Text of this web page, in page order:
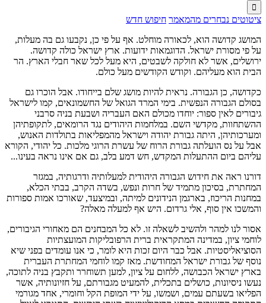

ציטוטים נבחרים מהמאמר חיפוש חדש
המושג קדושה הוא, לכאורה מוחלט. אף על פי כן, נקבעו גם בה מעלות,
על פי מסורת ישראל. הדוגמאות ידועות. ארץ ישראל כולה קדושה.
ירושלים, אשר לא חולקה לשבטים, היא מעל לכל שאר חבלי הארץ. הר
הבית הוא מעליהם. וקודש הקודשים מעל כולם.
כקדושה, כן הגבורה. נראית להיות מושג שלם בייחודו. אבל הוכרו גם
בסולם הגבורה הנפשית. בימי המרד הגואל של החשמונאים, קמו לישראל
גיבורים לאין ספור: יוחדו מכולם האם העבריה ושבעת בניה סרבני
ההשתחוות, מקדשי השם. במלחמות היהודים נגד הרומאים, לתקופתיהן
ומערכותיהן, היתה גבורת יהודה וישראל מהמפליאות בתולדות האנוש,
אבל על נס הועלתה גבורת הרוח של עשרת הרוגי מלכות. כל יהודי, הקורא
עליהם ביום ההתעלות המקדש, חש דמע בלב, גם אם אינו נראה בעינו...
דורנו ראה את חידוש הגבורה היהודית למעלותיה ודרגותיה, במגזר
המחתרת, בסיכון מתמיד של חרות ונפש, בשדה הקרב, בבתי הכלא,
במחנות הריכוז, בארגמן הנידונים למיתה, ובמיצעד, שאורכו אמות ספורות
והמשכו אין סוף, אלי גרדום. היש אף למעלה מאלה?
אסור לנו למהר ולהשיב לשאלה זו. לא כל המבחנים הם מאחורי הגיבורים,
לוחמי ציון, במדינה המתקראית ברית הרפובליקות המועצתיות
הסוציאליסטיות. אבל כבר היום זכות היא לומר, כי אנו עומדים בפני שיא
נוסף של גבורת ישראל המחודשת. מאז קמו לוחמי המחתרת העברית
בארץ ישראל הכבושה, ללחום על ציון, למען תשוחרר ותקבץ בניה לתוכה,
נעשו ניסיונות, כושלים בתכלית, להמעיט מגבורתם, על חזיונותיה, אשר
הפליאו בשעתם עמים, ושמשו, על ידי המופת הקל וחומרי, אחד מגורמי